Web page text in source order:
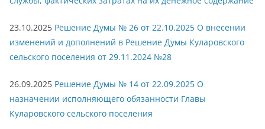
23.10.2025 Решение Думы № 26 от 22.10.2025 О внесении
изменений и дополнений в Решение Думы Куларовского
сельского поселения от 29.11.2024 №28
26.09.2025 Решение Думы № 14 от 22.09.2025 О
назначении исполняющего обязанности Главы
Куларовского сельского поселения